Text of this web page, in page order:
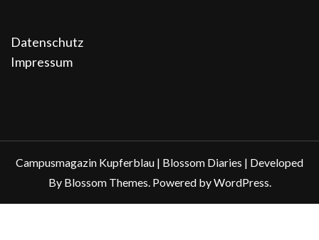
Datenschutz
Impressum
Campusmagazin Kupferblau | Blossom Diaries | Developed
By Blossom Themes. Powered byWordPress.